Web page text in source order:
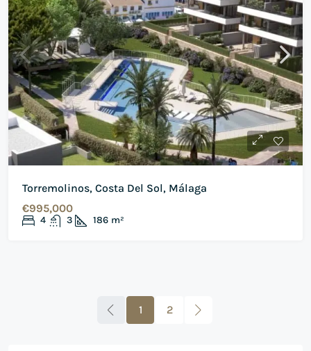
Torremolinos, Costa Del Sol, Málaga
€995,000
4 3 186 m²
1 2